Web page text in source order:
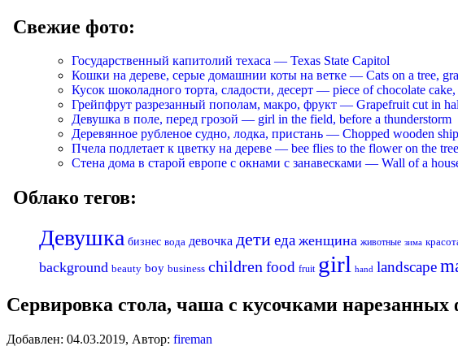
Свежие фото:
Государственный капитолий техаса — Texas State Capitol
Кошки на дереве, серые домашнии коты на ветке — Cats on a tree,
Кусок шоколадного торта, сладости, десерт — piece of chocolate cake,
Грейпфрут разрезанный пополам, макро, фрукт — Grapefruit cut in
Девушка в поле, перед грозой — girl in the field, before a thunderstorm
Деревянное рубленое судно, лодка, пристань — Chopped wooden
Пчела подлетает к цветку на дереве — bee flies to the flower on the tree
Стена дома в старой европе с окнами с занавесками — Wall of a
Облако тегов:
Девушка бизнес вода девочка детиеда женщина животные зима
background beauty boy business childrenfood fruit girl hand landscape
Сервировка стола, чаша с кусочками
Добавлен: 04.03.2019, Автор: fireman